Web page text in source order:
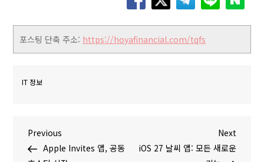
포스팅 단축 주소: https://hoyafinancial.com/tqfs
IT 정보
글
P
r
Previous
Apple Invites 앱, 공동
N
e
Next
iOS 27 날씨 앱: 모든 새로운